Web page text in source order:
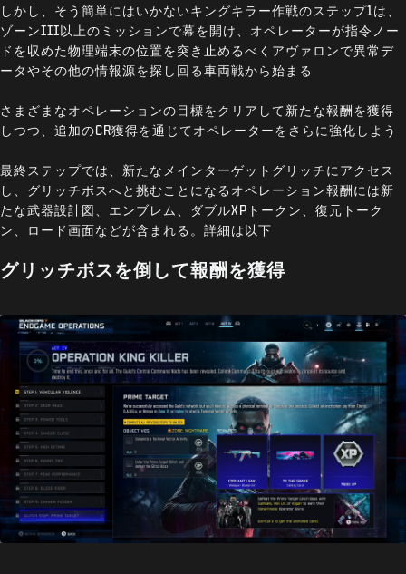
しかし、そう簡単にはいかないキングキラー作戦のステップ1は、
ゾーンIII以上のミッションで幕を開け、オペレーターが指令ノー
ドを収めた物理端末の位置を突き止めるべくアヴァロンで異常デ
ータやその他の情報源を探し回る車両戦から始まる
さまざまなオペレーションの目標をクリアして新たな報酬を獲得
しつつ、追加のCR獲得を通じてオペレーターをさらに強化しよう
最終ステップでは、新たなメインターゲットグリッチにアクセス
し、グリッチボスへと挑むことになるオペレーション報酬には新
たな武器設計図、エンブレム、ダブルXPトークン、復元トーク
ン、ロード画面などが含まれる。詳細は以下
グリッチボスを倒して報酬を獲得